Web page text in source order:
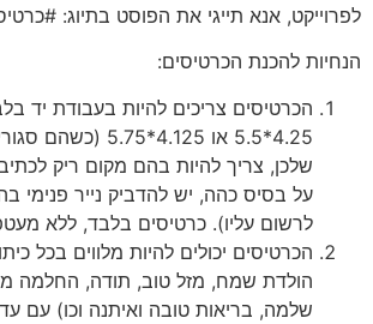
לפרוייקט, אנא תייגי את הפוסט בתיוג:
הנחיות להכנת הכרטיסים:
4.25*5.5 או
שלכן, צריך להיות בהם מקום ריק
על בסיס כהה, יש להדביק נייר פנימי
לרשום עליו). כרטיסים בלבד, ללא
הכרטיסים יכולים להיות מלווים בכל
הולדת שמח, מזל טוב, תודה, החלמה
שלמה, בריאות טובה ואיתנה וכו) עם